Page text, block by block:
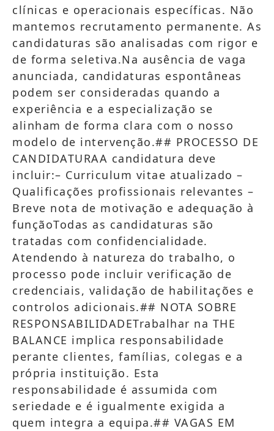
clínicas e operacionais específicas. Não
mantemos recrutamento permanente. As
candidaturas são analisadas com rigor e
de forma seletiva.Na ausência de vaga
anunciada, candidaturas espontâneas
podem ser consideradas quando a
experiência e a especialização se
alinham de forma clara com o nosso
modelo de intervenção.## PROCESSO DE
CANDIDATURAA candidatura deve
incluir:– Curriculum vitae atualizado –
Qualificações profissionais relevantes –
Breve nota de motivação e adequação à
funçãoTodas as candidaturas são
tratadas com confidencialidade.
Atendendo à natureza do trabalho, o
processo pode incluir verificação de
credenciais, validação de habilitações e
controlos adicionais.## NOTA SOBRE
RESPONSABILIDADETrabalhar na THE
BALANCE implica responsabilidade
perante clientes, famílias, colegas e a
própria instituição. Esta
responsabilidade é assumida com
seriedade e é igualmente exigida a
quem integra a equipa.## VAGAS EM